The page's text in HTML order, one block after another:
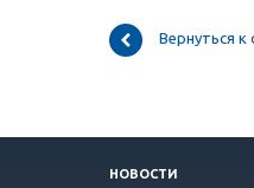
Вернуться к
НОВОСТИ